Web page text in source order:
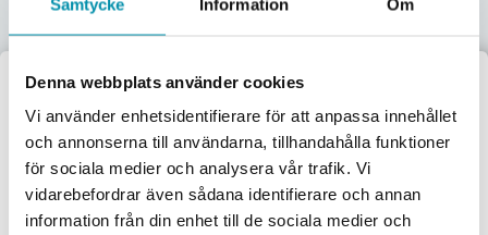
Samtycke Information Om
Denna webbplats använder cookies
Vi använder enhetsidentifierare för att anpassa innehållet
och annonserna till användarna, tillhandahålla funktioner
för sociala medier och analysera vår trafik. Vi
vidarebefordrar även sådana identifierare och annan
information från din enhet till de sociala medier och
Om oss Kontakta oss
Verktyg Maskiner Förbrukningsvaror
Garage & verkstad El & belysning Oljor & kem Gasol & lödning
Lås & beslag
Välkommen till
Proffsbutiken
Jag handlar som: